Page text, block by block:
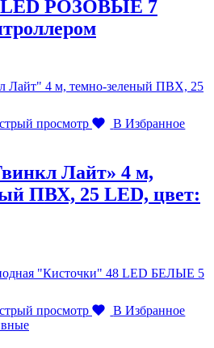
LED РОЗОВЫЕ 7
просмотр
В Избранное
Лайт» 4 м,
ПВХ, 25 LED, цвет:
просмотр
В Избранное